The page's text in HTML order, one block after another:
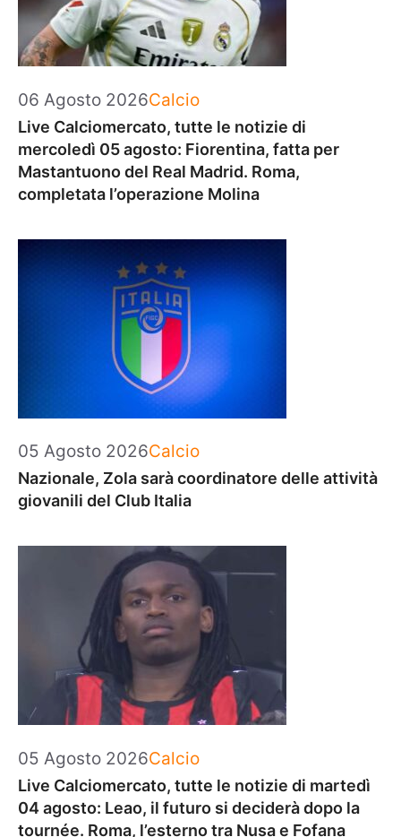
06 Agosto 2026Categorie
Calcio
Live Calciomercato, tutte le notizie di
mercoledì 05 agosto: Fiorentina, fatta per
Mastantuono del Real Madrid. Roma,
completata l’operazione Molina
05 Agosto 2026Categorie
Calcio
Nazionale, Zola sarà coordinatore delle attività
giovanili del Club Italia
05 Agosto 2026Categorie
Calcio
Live Calciomercato, tutte le notizie di martedì
04 agosto: Leao, il futuro si deciderà dopo la
tournée. Roma, l’esterno tra Nusa e Fofana